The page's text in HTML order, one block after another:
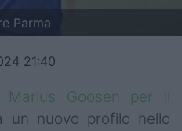
Parma
21:40
Marius Goosen per il
un nuovo profilo nello